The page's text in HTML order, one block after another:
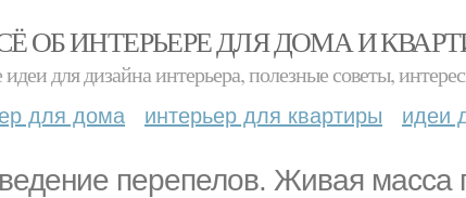
ОБ ИНТЕРЬЕРЕ ДЛЯ ДОМА И
для дизайна интерьера, полезные советы,
для дома интерьер для квартиры идеи
перепелов. Живая масса